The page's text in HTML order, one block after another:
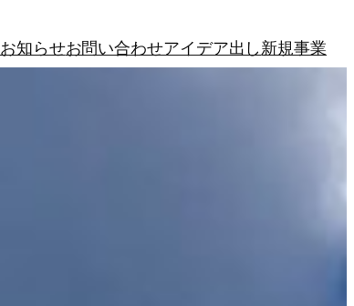
お知らせお問い合わせアイデア出し新規事業